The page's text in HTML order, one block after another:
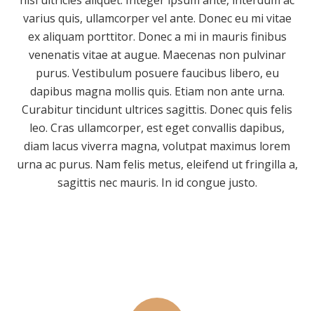
varius quis, ullamcorper vel ante. Donec eu mi vitae
ex aliquam porttitor. Donec a mi in mauris finibus
venenatis vitae at augue. Maecenas non pulvinar
purus. Vestibulum posuere faucibus libero, eu
dapibus magna mollis quis. Etiam non ante urna.
Curabitur tincidunt ultrices sagittis. Donec quis felis
leo. Cras ullamcorper, est eget convallis dapibus,
diam lacus viverra magna, volutpat maximus lorem
urna ac purus. Nam felis metus, eleifend ut fringilla a,
sagittis nec mauris. In id congue justo.